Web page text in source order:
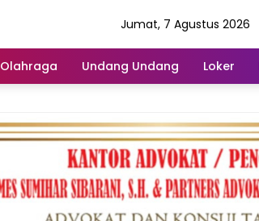
Jumat, 7 Agustus 2026
Olahraga Undang Undang Loker